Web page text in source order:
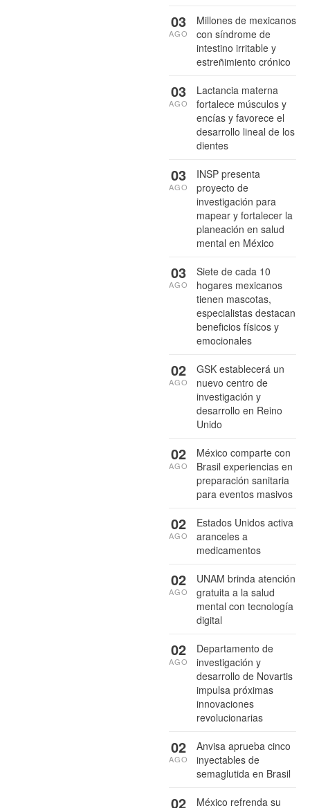
Millones de mexicanos
con síndrome de
intestino irritable y
estreñimiento crónico
03
AGO
Lactancia materna
fortalece músculos y
encías y favorece el
desarrollo lineal de los
dientes
03
AGO
INSP presenta
proyecto de
investigación para
mapear y fortalecer la
planeación en salud
mental en México
03
AGO
Siete de cada 10
hogares mexicanos
tienen mascotas,
especialistas destacan
beneficios físicos y
emocionales
03
AGO
GSK establecerá un
nuevo centro de
investigación y
desarrollo en Reino
Unido
02
AGO
México comparte con
Brasil experiencias en
preparación sanitaria
para eventos masivos
02
AGO
Estados Unidos activa
aranceles a
medicamentos
02
AGO
UNAM brinda atención
gratuita a la salud
mental con tecnología
digital
02
AGO
Departamento de
investigación y
desarrollo de Novartis
impulsa próximas
innovaciones
revolucionarias
02
AGO
Anvisa aprueba cinco
inyectables de
semaglutida en Brasil
02
AGO
México refrenda su
02